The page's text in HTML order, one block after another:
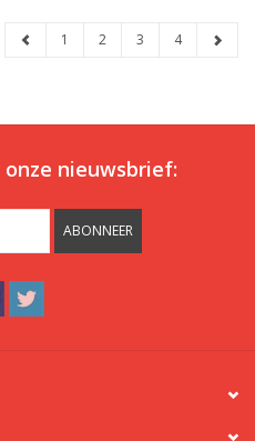
1 2 3 4
nieuwsbrief:
ABONNEER